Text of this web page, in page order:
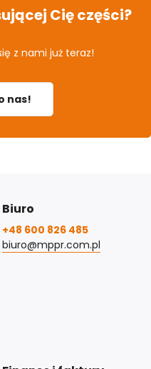
Cię części?
z nami już teraz!
nas!
Biuro
+48 600 826 485
biuro@mppr.com.pl